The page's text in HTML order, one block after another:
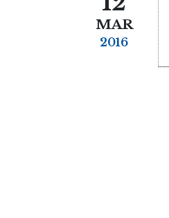
MAR
2016